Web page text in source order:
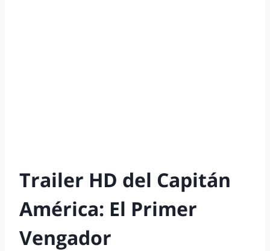
Trailer HD del Capitán
América: El Primer
Vengador